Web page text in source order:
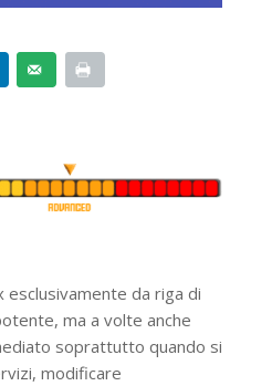
da riga di
ma a volte anche
soprattutto quando si
modificare